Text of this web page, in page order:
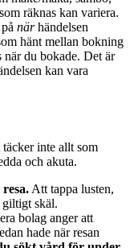
räknas kan variera.
närhändelsen
hänt mellan bokning
när du bokade. Det är
kan vara
inte allt som
och akuta.
Att tappa lusten,
giltigt skäl.
bolag anger att
hade när resan